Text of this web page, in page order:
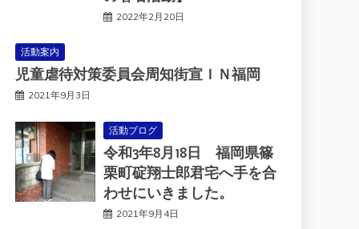
2022年2月20日
活動案内
児童虐待対策委員会周知街宣ＩＮ福岡
2021年9月3日
活動ブログ
令和3年8月18日 福岡県篠
栗町碇翔士郎君宅へ手を合
わせにいきました。
2021年9月4日